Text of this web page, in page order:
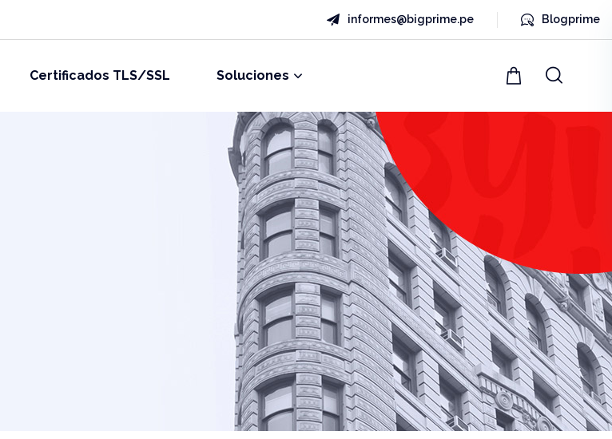
informes@bigprime.pe Blogprime
Certificados TLS/SSL Soluciones